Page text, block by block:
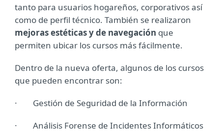
tanto para usuarios hogareños, corporativos así
como de perfil técnico. También se realizaron
mejoras estéticas y de navegación que
permiten ubicar los cursos más fácilmente.
Dentro de la nueva oferta, algunos de los cursos
que pueden encontrar son:
· Gestión de Seguridad de la Información
· Análisis Forense de Incidentes Informáticos